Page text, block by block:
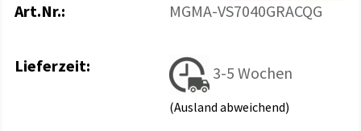
Art.Nr.: MGMA-VS7040GRACQG
Lieferzeit: 3-5 Wochen
(Ausland abweichend)